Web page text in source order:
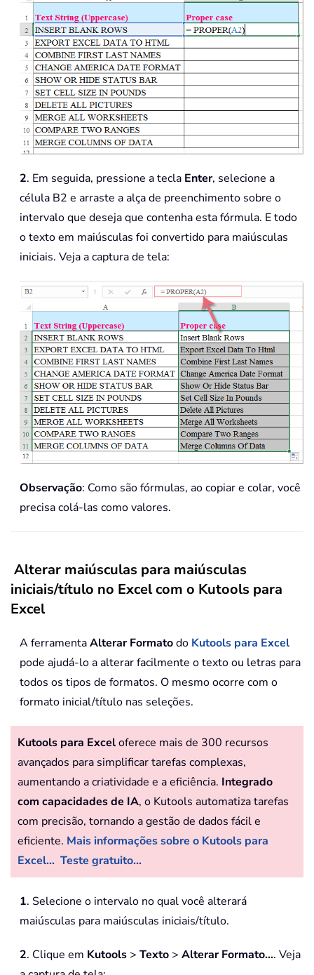
2. Em seguida, pressione a tecla Enter, selecione a
célula B2 e arraste a alça de preenchimento sobre o
intervalo que deseja que contenha esta fórmula. E todo
o texto em maiúsculas foi convertido para maiúsculas
iniciais. Veja a captura de tela:
Observação: Como são fórmulas, ao copiar e colar, você
precisa colá-las como valores.
Alterar maiúsculas para maiúsculas
iniciais/título no Excel com o Kutools para
Excel
A ferramentaAlterar Formatodo Kutools para Excel
pode ajudá-lo a alterar facilmente o texto ou letras para
todos os tipos de formatos. O mesmo ocorre com o
formato inicial/título nas seleções.
Kutools para Exceloferece mais de 300 recursos
avançados para simplificar tarefas complexas,
aumentando a criatividade e a eficiência. Integrado
com capacidades de IA, o Kutools automatiza tarefas
com precisão, tornando a gestão de dados fácil e
eficiente. Mais informações sobre o Kutools para
Excel... Teste gratuito...
1. Selecione o intervalo no qual você alterará
maiúsculas para maiúsculas iniciais/título.
2. Clique em Kutools > Texto > Alterar Formato…. Veja